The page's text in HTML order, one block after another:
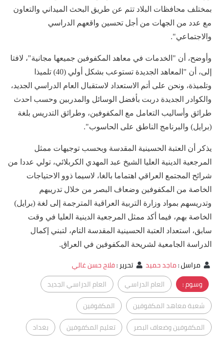
بمختلف محافظات البلاد تتم عن طريق البحث الميداني والتعاون
مع عدد من الجهات من أجل تحسين واقعهم الدراسي
والاجتماعي".
وأوضح، أن "الخدمات في معاهد المكفوفين جميعها مجانية"، لافتا
إلى، أن "المعاهد الجديدة تستوعب بشكل أولي (40) تلميذا
وتلميذة، ونحن على أتم الاستعداد لاستقبال العام الدراسي الجديد،
والكوادر الجديدة دربت بأفضل الوسائل والمدربين وحسب احدث
طرائق وأساليب التعامل مع المكفوفين، وطرائق التدريس بلغة
(برايل) والبرنامج الناطق على الحاسوب".
يذكر أن العتبة الحسينية المقدسة وبحسب توجيهات ممثل
المرجعية الدينية العليا الشيخ عبد المهدي الكربلائي، تولي عددا من
شرائح المجتمع العراقي اهتماما بالغا، لاسيما ذوو الاحتياجات
الخاصة من المكفوفين وضعاف البصر من خلال تدريبهم
وتدريسهم بمواد وزارة التربية العراقية المترجمة إلى لغة (برايل)
الخاصة بهم، فيما أكد ممثل المرجعية الدينية العليا في وقت
سابق، استعداد العتبة الحسينية المقدسة التام، لتبني إكمال
الدراسة الجامعية لشريحة المكفوفين في العراق.
مراسل:ماجد حميد تحرير:فلاح حسن غالي
وسوم :
العام الدراسي
العام الدراسي الجديد
شعبة معاهد المكفوفين
المكفوفين
المكفوفين وضعاف البصر
تعليم المكفوفين
بغداد